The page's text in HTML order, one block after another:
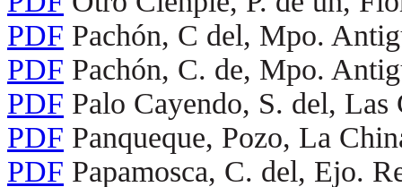
PDF Pachón, C del, Mpo.
PDF Pachón, C. de, Mpo.
PDF Palo Cayendo, S. del,
PDF Panqueque, Pozo, La
PDF Papamosca, C. del, Ejo.